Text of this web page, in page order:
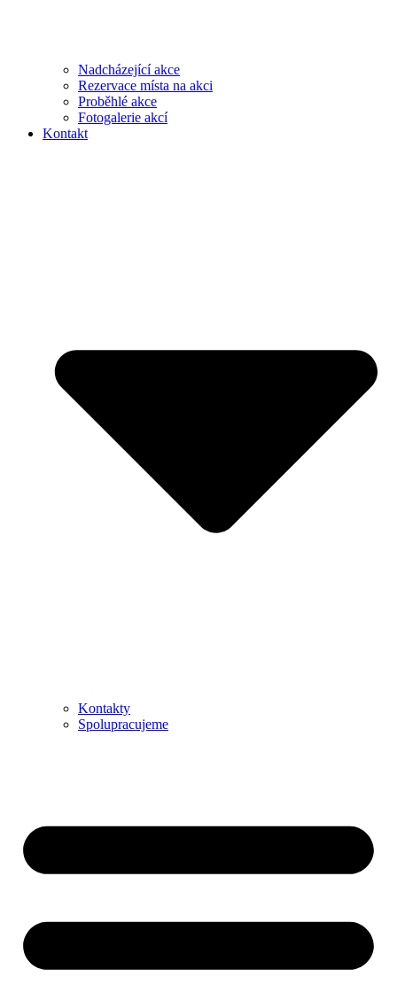
Nadcházející akce
Rezervace místa na akci
Proběhlé akce
Fotogalerie akcí
Kontakt
Kontakty
Spolupracujeme